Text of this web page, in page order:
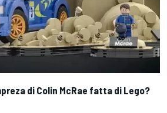
di Colin McRae fatta di Lego?